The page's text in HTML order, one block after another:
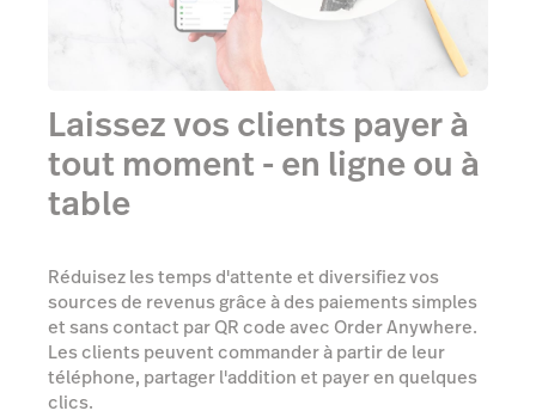
Laissez vos clients payer à
tout moment - en ligne ou à
table
Réduisez les temps d'attente et diversifiez vos
sources de revenus grâce à des paiements simples
et sans contact par QR code avec Order Anywhere.
Les clients peuvent commander à partir de leur
téléphone, partager l'addition et payer en quelques
clics.